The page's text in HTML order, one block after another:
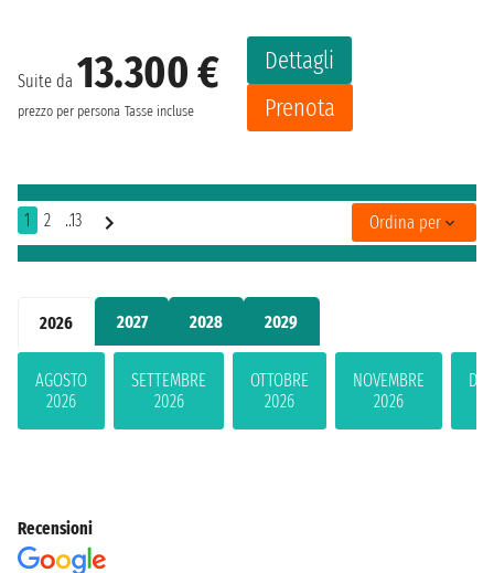
2026 2027 2028 2029
AGOSTO
2026
SETTEMBRE
2026
OTTOBRE
2026
NOVEMBRE
2026
Suite da 13.300 €
prezzo per persona Tasse incluse
Dettagli
Prenota
1 2 ..13 Ordina per
Recensioni